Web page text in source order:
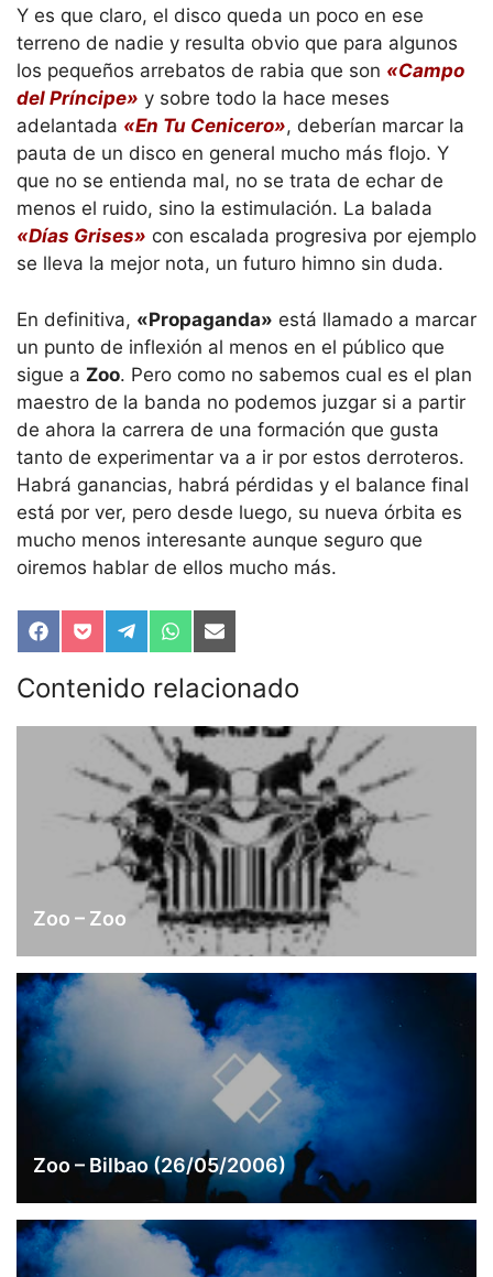
Y es que claro, el disco queda un poco en ese
terreno de nadie y resulta obvio que para algunos
los pequeños arrebatos de rabia que son «Campo
del Príncipe» y sobre todo la hace meses
adelantada «En Tu Cenicero», deberían marcar la
pauta de un disco en general mucho más flojo. Y
que no se entienda mal, no se trata de echar de
menos el ruido, sino la estimulación. La balada
«Días Grises» con escalada progresiva por ejemplo
se lleva la mejor nota, un futuro himno sin duda.
En definitiva, «Propaganda» está llamado a marcar
un punto de inflexión al menos en el público que
sigue a Zoo. Pero como no sabemos cual es el plan
maestro de la banda no podemos juzgar si a partir
de ahora la carrera de una formación que gusta
tanto de experimentar va a ir por estos derroteros.
Habrá ganancias, habrá pérdidas y el balance final
está por ver, pero desde luego, su nueva órbita es
mucho menos interesante aunque seguro que
oiremos hablar de ellos mucho más.
Compartir
en
Facebook
Compartir
en
Pocket
Compartir
en
Telegram
Compartir
en
WhatsApp
Compartir
en
Email
Contenido relacionado
Zoo – Zoo
Zoo – Bilbao (26/05/2006)